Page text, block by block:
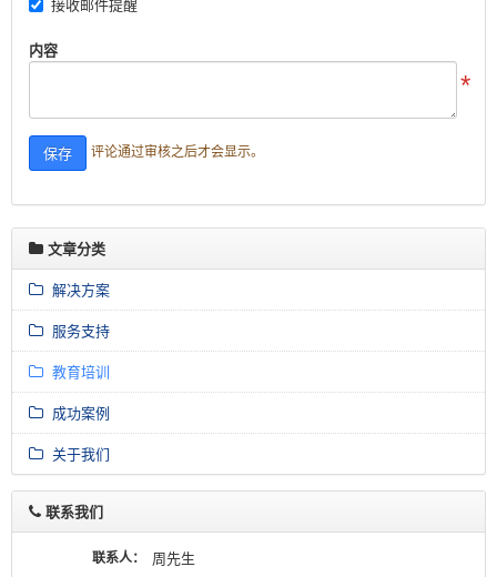
内容
评论通过审核之后才会显示。
文章分类
解决方案
服务支持
教育培训
成功案例
关于我们
联系我们
联系人： 周先生